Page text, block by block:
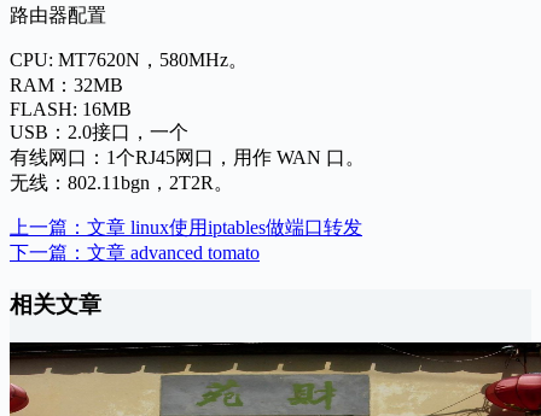
路由器配置
CPU: MT7620N，580MHz。
RAM：32MB
FLASH: 16MB
USB：2.0接口，一个
有线网口：1个RJ45网口，用作 WAN 口。
无线：802.11bgn，2T2R。
上一篇： 文章 linux使用iptables做端口转发
下一篇： 文章 advanced tomato
相关文章